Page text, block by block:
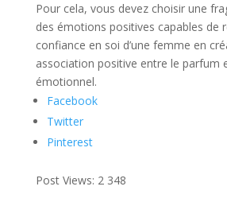
Pour cela, vous devez choisir une
des émotions positives capables de
confiance en soi d’une femme en
association positive entre le parfum
émotionnel.
Facebook
Twitter
Pinterest
Post Views: 2 348